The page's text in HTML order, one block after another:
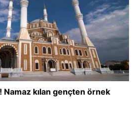
Namaz kılan gençten örnek